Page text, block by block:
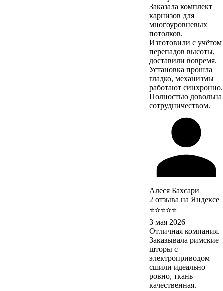
Заказала комплект
карнизов для
многоуровневых
потолков.
Изготовили с учётом
перепадов высоты,
доставили вовремя.
Установка прошла
гладко, механизмы
работают синхронно.
Полностью довольна
сотрудничеством.
Алеся Бахсари
2 отзыва на Яндексе
⭐⭐⭐⭐⭐
3 мая 2026
Отличная компания.
Заказывала римские
шторы с
электроприводом —
сшили идеально
ровно, ткань
качественная.